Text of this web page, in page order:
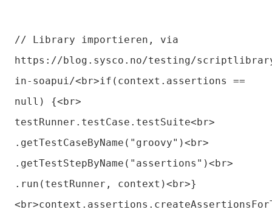
// Library importieren, via
https://blog.sysco.no/testing/
in-soapui/<br>if(context.assertions ==
null) {<br>
testRunner.testCase.testSuite<br>
.getTestCaseByName("groovy")<br>
.getTestStepByName("assertions")<br>
.run(testRunner, context)<br>}